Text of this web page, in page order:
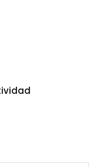
Para Toda La